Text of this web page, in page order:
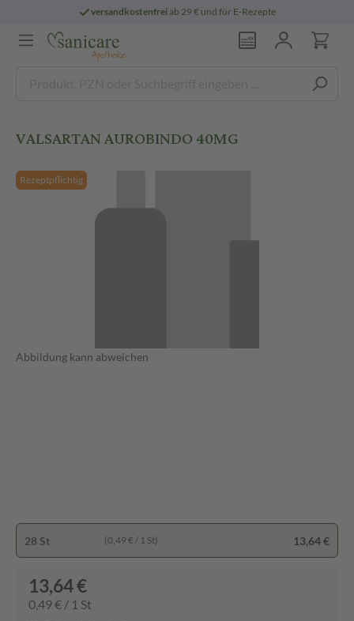
versandkostenfreiab 29 € und für E-Rezepte
VALSARTAN AUROBINDO 40MG
Rezeptpflichtig
Abbildung kann abweichen
28 St (0,49 € / 1 St) 13,64 €
13,64 €
0,49 € / 1 St